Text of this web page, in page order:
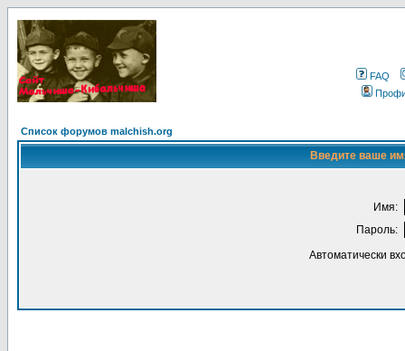
FAQ
Список форумов malchish.org
Введите ваше
Имя:
Пароль:
Автоматически